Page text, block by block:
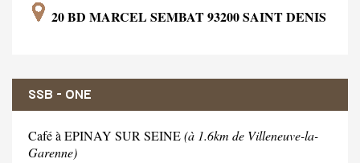
20 BD MARCEL SEMBAT 93200 SAINT DENIS
SSB - ONE
Café à EPINAY SUR SEINE(à 1.6km de Villeneuve-la-
Garenne)